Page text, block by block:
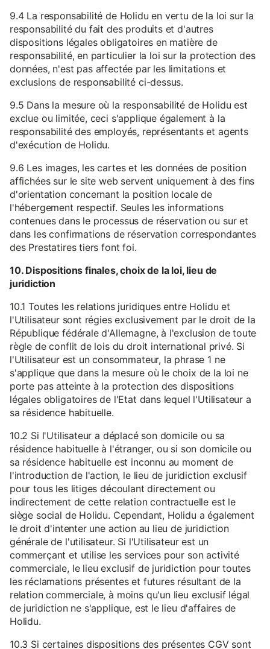
9.4 La responsabilité de Holidu en vertu de la loi sur la
responsabilité du fait des produits et d'autres
dispositions légales obligatoires en matière de
responsabilité, en particulier la loi sur la protection des
données, n'est pas affectée par les limitations et
exclusions de responsabilité ci-dessus.
9.5 Dans la mesure où la responsabilité de Holidu est
exclue ou limitée, ceci s'applique également à la
responsabilité des employés, représentants et agents
d'exécution de Holidu.
9.6 Les images, les cartes et les données de position
affichées sur le site web servent uniquement à des fins
d'orientation concernant la position locale de
l'hébergement respectif. Seules les informations
contenues dans le processus de réservation ou sur et
dans les confirmations de réservation correspondantes
des Prestatires tiers font foi.
10. Dispositions finales, choix de la loi, lieu de
juridiction
10.1 Toutes les relations juridiques entre Holidu et
l'Utilisateur sont régies exclusivement par le droit de la
République fédérale d'Allemagne, à l'exclusion de toute
règle de conflit de lois du droit international privé. Si
l'Utilisateur est un consommateur, la phrase 1 ne
s'applique que dans la mesure où le choix de la loi ne
porte pas atteinte à la protection des dispositions
légales obligatoires de l'Etat dans lequel l'Utilisateur a
sa résidence habituelle.
10.2 Si l'Utilisateur a déplacé son domicile ou sa
résidence habituelle à l'étranger, ou si son domicile ou
sa résidence habituelle est inconnu au moment de
l'introduction de l'action, le lieu de juridiction exclusif
pour tous les litiges découlant directement ou
indirectement de cette relation contractuelle est le
siège social de Holidu. Cependant, Holidu a également
le droit d'intenter une action au lieu de juridiction
générale de l'utilisateur. Si l'Utilisateur est un
commerçant et utilise les services pour son activité
commerciale, le lieu exclusif de juridiction pour toutes
les réclamations présentes et futures résultant de la
relation commerciale, à moins qu'un lieu exclusif légal
de juridiction ne s'applique, est le lieu d'affaires de
Holidu.
10.3 Si certaines dispositions des présentes CGV sont